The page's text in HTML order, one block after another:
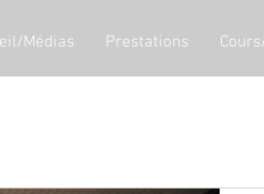
Médias Prestations